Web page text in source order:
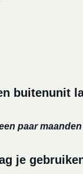
buitenunit
paar
je